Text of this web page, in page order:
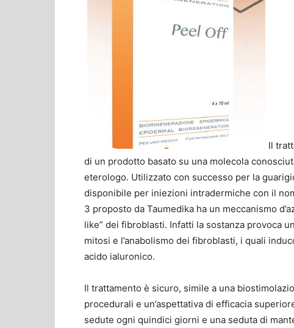
Il
di un prodotto basato su una molecola
eterologo. Utilizzato con successo per la
disponibile per iniezioni intradermiche con il
3 proposto da Taumedika ha un meccanismo
like” dei fibroblasti. Infatti la sostanza provoca
mitosi e l’anabolismo dei fibroblasti, i quali
acido ialuronico.
Il trattamento è sicuro, simile a una
procedurali e un’aspettativa di efficacia
sedute ogni quindici giorni e una seduta di